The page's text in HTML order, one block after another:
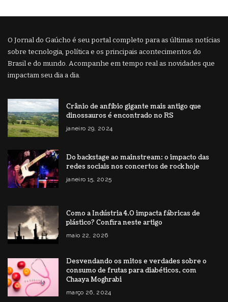
O Jornal do Gaúcho é seu portal completo para as últimas notícias
sobre tecnologia, política e os principais acontecimentos do
Brasil e do mundo. Acompanhe em tempo real as novidades que
impactam seu dia a dia.
Crânio de anfíbio gigante mais antigo que
dinossauros é encontrado no RS
janeiro 29, 2024
Do backstage ao mainstream: o impacto das
redes sociais nos concertos de rock hoje
janeiro 15, 2025
Como a Indústria 4.0 impacta fábricas de
plástico? Confira neste artigo
maio 22, 2026
Desvendando os mitos e verdades sobre o
consumo de frutas para diabéticos, com
Chaaya Moghrabi
março 26, 2024